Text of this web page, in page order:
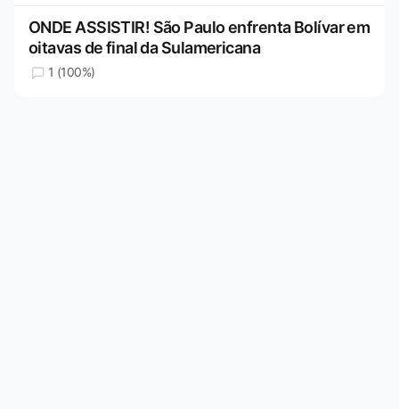
ONDE ASSISTIR! São Paulo enfrenta Bolívar em
oitavas de final da Sulamericana
1 (100%)